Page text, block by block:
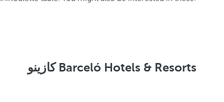
كازينو Barceló Hotels & Resorts